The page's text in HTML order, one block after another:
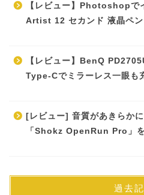
【レビュー】Photoshopで
Artist 12 セカンド 液晶ペン
【レビュー】BenQ
Type-Cでミラーレス一眼も
[レビュー] 音質があきらか
「Shokz OpenRun Pro」
過去